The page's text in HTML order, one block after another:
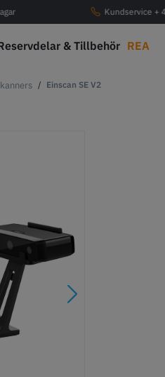
Kundservice +
& Tillbehör REA
Einscan SE V2